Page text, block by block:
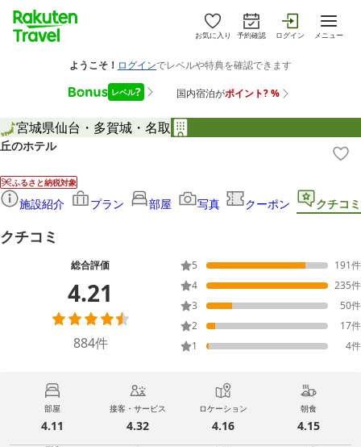
お気に入り 予約確認 ログイン メニュー
宮城県仙台・多賀城・名取
丘のホテル
ふるさと納税対象
施設紹介 プラン 部屋 写真 クーポン クチコミ
クチコミ
総合評価
4.21
884件
5 191件
4
235件
3
50件
2
17件
1
4件
部屋
4.11
接客・サービス
4.32
ロケーション
4.16
朝食
4.15